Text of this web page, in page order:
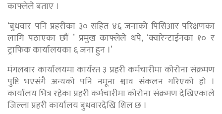
काफ्लेले बताए ।
‘बुधवार पनि प्रहरीका ३० सहित ४६ जनाको पिसिआर परिक्षणका
लागि पठाएका छाैं ’ प्रमुख काफ्लेले थपे, ‘क्वारेन्टाईनका १० र
ट्राफिक कार्यालयका ६ जना हुन ।’
मंगलबार कार्यालयमा कार्यरत ३ प्रहरी कर्मचारीमा कोरोना संक्रमण
पुष्टि भएसंगै अन्यको पनि नमूना श्वाव संकलन गरिएको हो ।
कार्यालय भित्र रहेका प्रहरी कर्मचारीमा कोरोना संक्रमण देखिएकाले
जिल्ला प्रहरी कार्यालय बुधवारदेखि शिल छ ।